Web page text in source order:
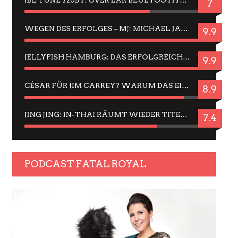
7
WEGEN DES ERFOLGES – MJ: MICHAEL JACKSON MUSICAL IN EINER MATINEE SEHEN 9.9
JELLYFISH HAMBURG: DAS ERFOLGREICHE SOMMER-MENÜ 2025 IN GEFÜHLEN UND BILDERN 9.9
CÉSAR FÜR JIM CARREY? WARUM DAS EINER DER NERVIGSTEN ACTORS IST UND BLEIBT 8.9
JING JING: IN-THAI RÄUMT WIEDER TITEL AB – EIN ZWEI-STUNDEN-ERLEBNISBERICHT 7.4
PODCAST FATAL ROYAL